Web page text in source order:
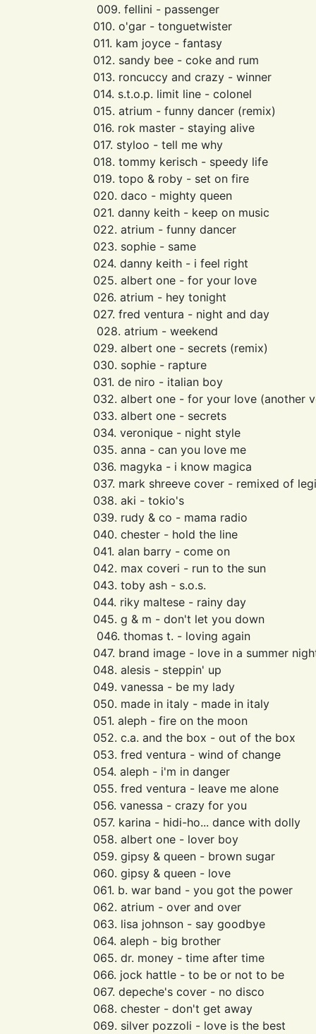
009. fellini - passenger
010. o'gar - tonguetwister
011. kam joyce - fantasy
012. sandy bee - coke and rum
013. roncuccy and crazy - winner
014. s.t.o.p. limit line - colonel
015. atrium - funny dancer (remix)
016. rok master - staying alive
017. styloo - tell me why
018. tommy kerisch - speedy life
019. topo & roby - set on fire
020. daco - mighty queen
021. danny keith - keep on music
022. atrium - funny dancer
023. sophie - same
024. danny keith - i feel right
025. albert one - for your love
026. atrium - hey tonight
027. fred ventura - night and day
028. atrium - weekend
029. albert one - secrets (remix)
030. sophie - rapture
031. de niro - italian boy
032. albert one - for your love (another
033. albert one - secrets
034. veronique - night style
035. anna - can you love me
036. magyka - i know magica
037. mark shreeve cover - remixed of
038. aki - tokio's
039. rudy & co - mama radio
040. chester - hold the line
041. alan barry - come on
042. max coveri - run to the sun
043. toby ash - s.o.s.
044. riky maltese - rainy day
045. g & m - don't let you down
046. thomas t. - loving again
047. brand image - love in a summer
048. alesis - steppin' up
049. vanessa - be my lady
050. made in italy - made in italy
051. aleph - fire on the moon
052. c.a. and the box - out of the box
053. fred ventura - wind of change
054. aleph - i'm in danger
055. fred ventura - leave me alone
056. vanessa - crazy for you
057. karina - hidi-ho... dance with dolly
058. albert one - lover boy
059. gipsy & queen - brown sugar
060. gipsy & queen - love
061. b. war band - you got the power
062. atrium - over and over
063. lisa johnson - say goodbye
064. aleph - big brother
065. dr. money - time after time
066. jock hattle - to be or not to be
067. depeche's cover - no disco
068. chester - don't get away
069. silver pozzoli - love is the best